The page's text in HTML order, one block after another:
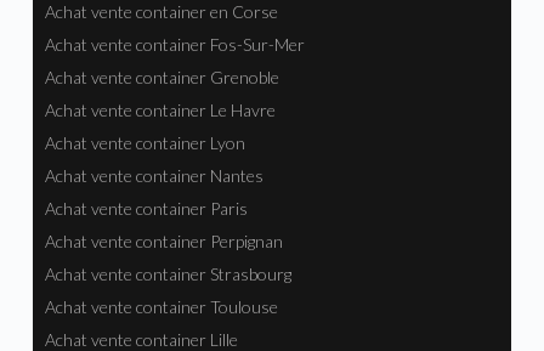
Achat vente container en Corse
Achat vente container Fos-Sur-Mer
Achat vente container Grenoble
Achat vente container Le Havre
Achat vente container Lyon
Achat vente container Nantes
Achat vente container Paris
Achat vente container Perpignan
Achat vente container Strasbourg
Achat vente container Toulouse
Achat vente container Lille